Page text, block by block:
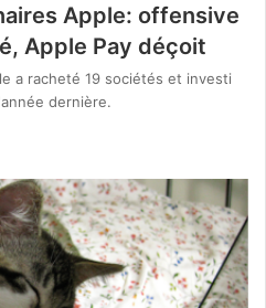
Apple: offensive
Apple Pay déçoit
a racheté 19 sociétés et investi
dernière.